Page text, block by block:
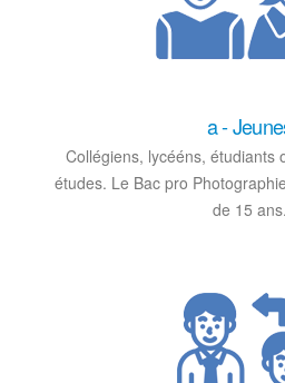
a -
Collégiens, lycééns, étudiants
études. Le Bac pro
de 15 ans.